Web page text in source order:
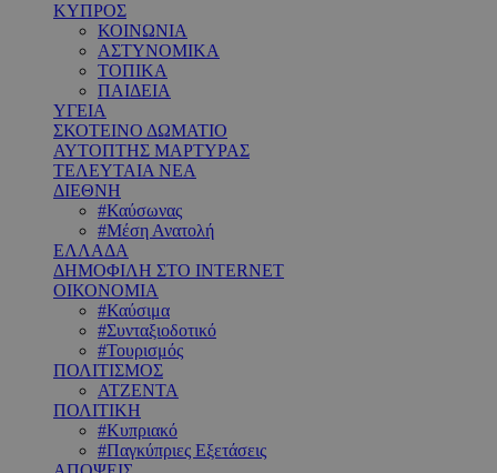
ΚΥΠΡΟΣ
ΚΟΙΝΩΝΙΑ
ΑΣΤΥΝΟΜΙΚΑ
ΤΟΠΙΚΑ
ΠΑΙΔΕΙΑ
ΥΓΕΙΑ
ΣΚΟΤΕΙΝΟ ΔΩΜΑΤΙΟ
ΑΥΤΟΠΤΗΣ ΜΑΡΤΥΡΑΣ
ΤΕΛΕΥΤΑΙΑ ΝΕΑ
ΔΙΕΘΝΗ
#Καύσωνας
#Μέση Ανατολή
ΕΛΛΑΔΑ
ΔΗΜΟΦΙΛΗ ΣΤΟ INTERNET
ΟΙΚΟΝΟΜΙΑ
#Καύσιμα
#Συνταξιοδοτικό
#Τουρισμός
ΠΟΛΙΤΙΣΜΟΣ
ΑΤΖΕΝΤΑ
ΠΟΛΙΤΙΚΗ
#Κυπριακό
#Παγκύπριες Εξετάσεις